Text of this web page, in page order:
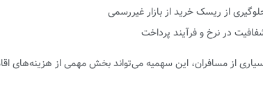
از ریسک خرید از بازار غیررسمی
در نرخ و فرآیند پرداخت
از مسافران، این سهمیه می‌تواند بخش مهمی از هزینه‌های